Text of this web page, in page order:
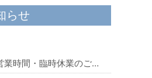
らせ
業時間・臨時休業のご…